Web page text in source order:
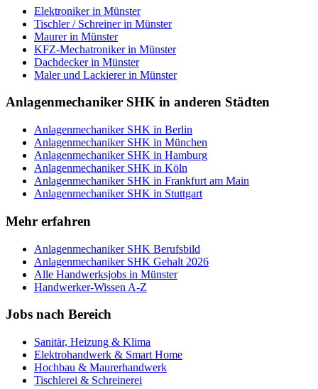
Elektronikerin Münster
Tischler / Schreinerin Münster
Maurerin Münster
KFZ-Mechatronikerin Münster
Dachdeckerin Münster
Maler und Lackiererin Münster
Anlagenmechaniker SHK in anderen Städten
Anlagenmechaniker SHK in Berlin
Anlagenmechaniker SHK in München
Anlagenmechaniker SHK in Hamburg
Anlagenmechaniker SHK in Köln
Anlagenmechaniker SHK in Frankfurt am Main
Anlagenmechaniker SHK in Stuttgart
Mehr erfahren
Anlagenmechaniker SHK Berufsbild
Anlagenmechaniker SHK Gehalt 2026
Alle Handwerksjobs in Münster
Handwerker-Wissen A-Z
Jobs nach Bereich
Sanitär, Heizung & Klima
Elektrohandwerk & Smart Home
Hochbau & Maurerhandwerk
Tischlerei & Schreinerei